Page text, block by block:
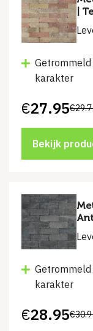
|
karakter
€
Oorspronkelijke
was:
€29.75.
€27.95
Huidige
is:
€27.95.
Bekijk
karakter
€
Oorspronkelijke
€28.95
Huidige